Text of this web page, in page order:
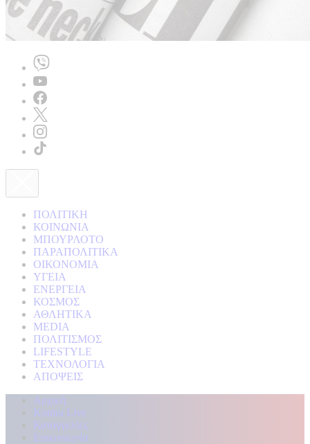
ΠΟΛΙΤΙΚΗ
ΚΟΙΝΩΝΙΑ
ΜΠΟΥΡΛΟΤΟ
ΠΑΡΑΠΟΛΙΤΙΚΑ
ΟΙΚΟΝΟΜΙΑ
ΥΓΕΙΑ
ΕΝΕΡΓΕΙΑ
ΚΟΣΜΟΣ
ΑΘΛΗΤΙΚΑ
MEDIA
ΠΟΛΙΤΙΣΜΟΣ
LIFESTYLE
ΤΕΧΝΟΛΟΓΙΑ
ΑΠΟΨΕΙΣ
Αρχική
Kontra Live
Καταγγελίες
Επικοινωνία